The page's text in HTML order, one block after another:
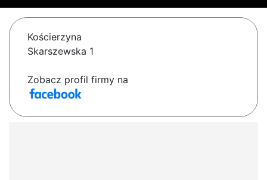
Kościerzyna
Skarszewska 1
Zobacz profil firmy na